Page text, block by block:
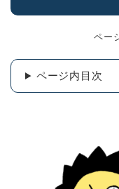
ペー
ページ内目次